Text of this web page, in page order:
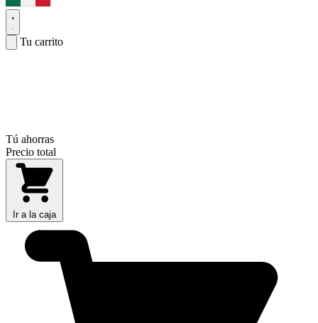
Tu carrito
Tú ahorras
Precio total
Ir a la caja